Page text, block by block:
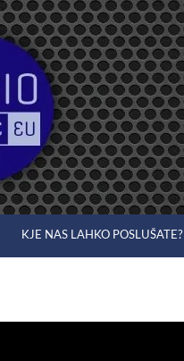
KJE NAS LAHKO POSLUŠATE?